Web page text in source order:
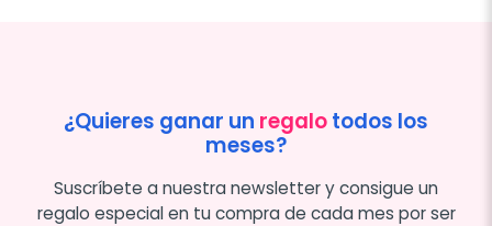
¿Quieres ganar un regalotodos los
meses?
Suscríbete a nuestra newsletter y consigue un
regalo especial en tu compra de cada mes por ser